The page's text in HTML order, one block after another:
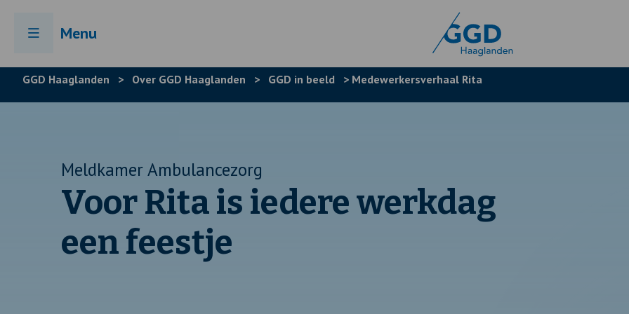
Menu
GGD Haaglanden > Over GGD Haaglanden > GGD in beeld > Medewerkersverhaal Rita
Meldkamer Ambulancezorg
Voor Rita is iedere werkdag
een feestje